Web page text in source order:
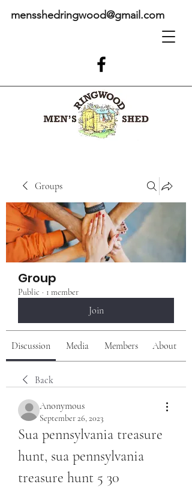
mensshedringwood@gmail.com
Groups
Group
Public · 1 member
Join
Discussion Media Members About
Back
Anonymous
September 26, 2023
Sua pennsylvania treasure
hunt, sua pennsylvania
treasure hunt 5 30